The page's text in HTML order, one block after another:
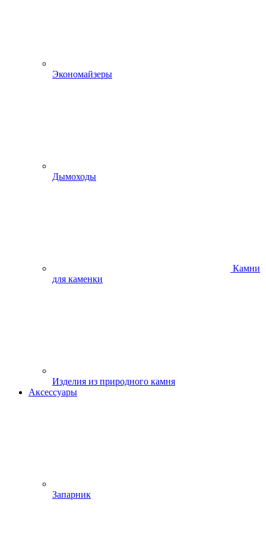
Экономайзеры
Дымоходы
Камни
для каменки
Изделия из природного камня
Аксессуары
Запарник